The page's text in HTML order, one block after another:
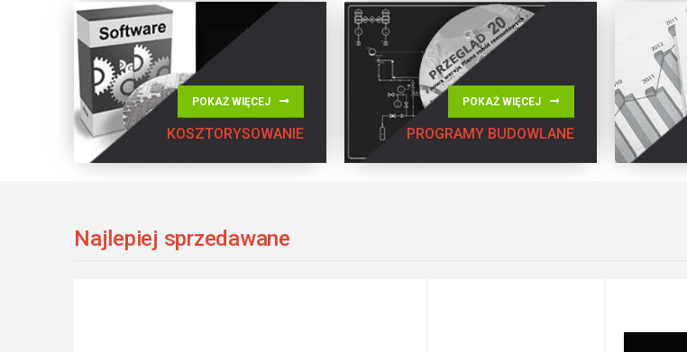
POKAŻ WIĘCEJ
KOSZTORYSOWANIE
POKAŻ WIĘCEJ
PROGRAMY BUDOWLANE
Najlepiej sprzedawane